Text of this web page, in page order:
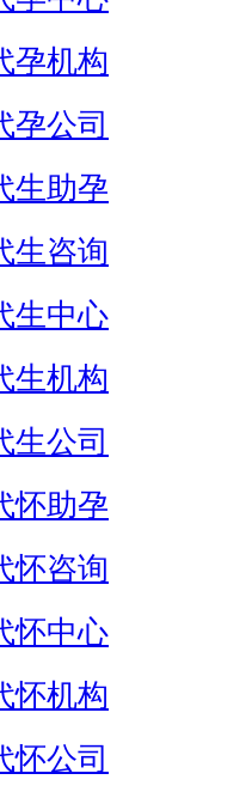
孕机构
孕公司
生助孕
生咨询
生中心
生机构
生公司
怀助孕
怀咨询
怀中心
怀机构
怀公司